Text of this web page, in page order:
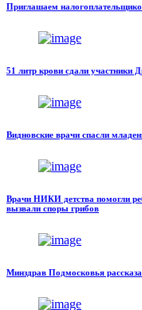
Приглашаем
51 литр крови сдали участники
Видновские врачи спасли
Врачи НИКИ детства помогли
вызвали споры грибов
Минздрав Подмосковья